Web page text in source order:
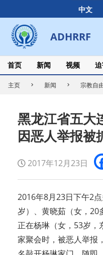
中文
to
content
ADHRRF
Secondary
Navigation
Menu
首页 新闻 视频
主页 新闻 宗教自
黑龙江省五大
因恶人举报被
2017年12月23日
2016年8月23日下午2
岁）、黄晓茹（女，20
正在杨琳（女，53岁，
家聚会时，被恶人举报